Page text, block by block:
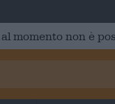
momento non è